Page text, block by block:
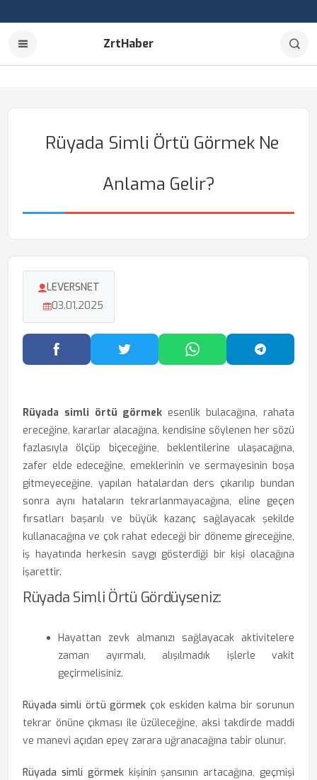
ZrtHaber
Rüyada Simli Örtü Görmek Ne
Anlama Gelir?
LEVERSNET
03.01.2025
Facebook'ta PaylaşTwitter'da PaylaşWhatsApp'ta Paylaş
Rüyada simli örtü görmek esenlik bulacağına, rahata
ereceğine, kararlar alacağına, kendisine söylenen her sözü
fazlasıyla ölçüp biçeceğine, beklentilerine ulaşacağına,
zafer elde edeceğine, emeklerinin ve sermayesinin boşa
gitmeyeceğine, yapılan hatalardan ders çıkarılıp bundan
sonra aynı hataların tekrarlanmayacağına, eline geçen
fırsatları başarılı ve büyük kazanç sağlayacak şekilde
kullanacağına ve çok rahat edeceği bir döneme gireceğine,
iş hayatında herkesin saygı gösterdiği bir kişi olacağına
işarettir.
Rüyada Simli Örtü Gördüyseniz:
Hayattan zevk almanızı sağlayacak aktivitelere
zaman ayırmalı, alışılmadık işlerle vakit
geçirmelisiniz.
Rüyada simli örtü görmek çok eskiden kalma bir sorunun
tekrar önüne çıkması ile üzüleceğine, aksi takdirde maddi
ve manevi açıdan epey zarara uğranacağına tabir olunur.
Rüyada simli görmekkişinin şansının artacağına, geçmişi